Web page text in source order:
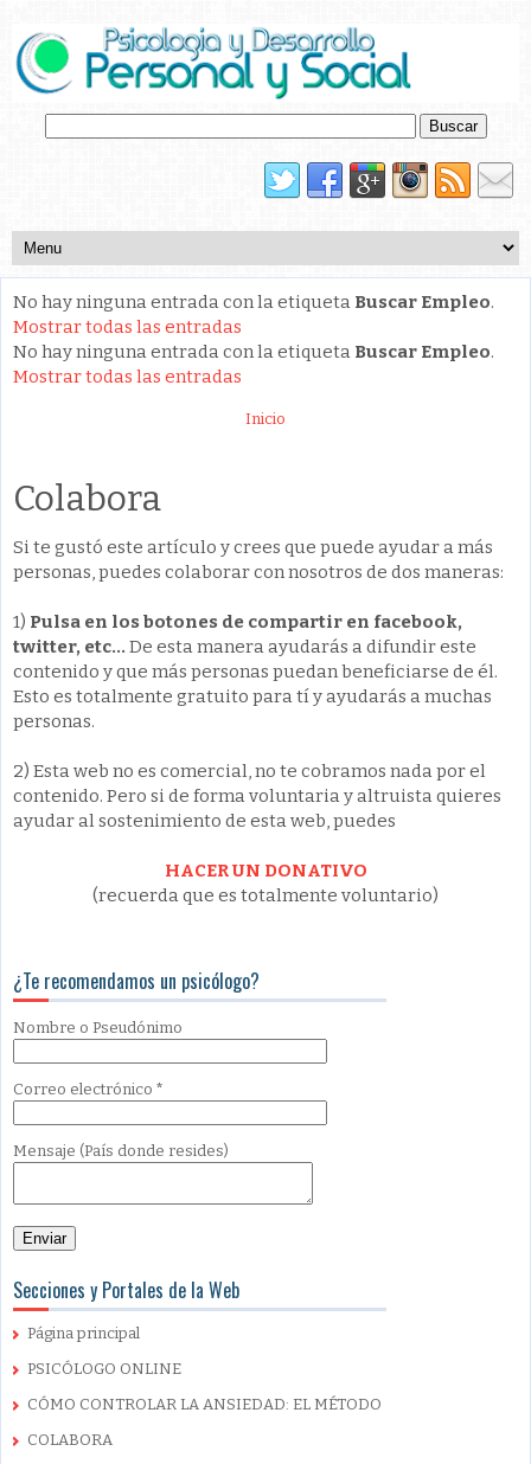
No hay ninguna entrada con la etiqueta Buscar Empleo.
Mostrar todas las entradas
No hay ninguna entrada con la etiqueta Buscar Empleo.
Mostrar todas las entradas
Inicio
Colabora
Si te gustó este artículo y crees que puede ayudar a más
personas, puedes colaborar con nosotros de dos maneras:
1) Pulsa en los botones de compartir en facebook,
twitter, etc... De esta manera ayudarás a difundir este
contenido y que más personas puedan beneficiarse de él.
Esto es totalmente gratuito para tí y ayudarás a muchas
personas.
2) Esta web no es comercial, no te cobramos nada por el
contenido. Pero si de forma voluntaria y altruista quieres
ayudar al sostenimiento de esta web, puedes
HACER UN DONATIVO
(recuerda que es totalmente voluntario)
¿Te recomendamos un psicólogo?
Nombre o Pseudónimo
Correo electrónico *
Mensaje (País donde resides)
Secciones y Portales de la Web
Página principal
PSICÓLOGO ONLINE
CÓMO CONTROLAR LA ANSIEDAD: EL MÉTODO
COLABORA